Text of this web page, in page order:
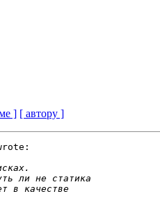
] [ автору ]